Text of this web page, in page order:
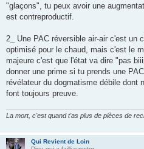
"glaçons", tu peux avoir une
est contreproductif.
2_ Une PAC réversible air-air c'est un
optimisé pour le chaud, mais c'est le
majeure c'est que l'état va dire "pas
donner une prime si tu prends une
révélateur du dogmatisme débile dont
font toujours preuve.
La mort, c'est quand t'as plus de pièces de
Qui Revient de Loin